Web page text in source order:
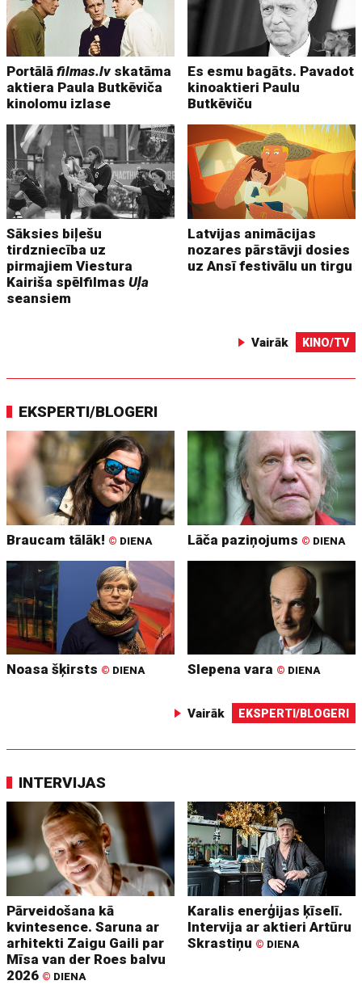
Portālāfilmas.lv skatāma
aktiera Paula Butkēviča
kinolomu izlase
Es esmu bagāts. Pavadot
kinoaktieri Paulu
Butkēviču
Sāksies biļešu
tirdzniecība uz
pirmajiem Viestura
Kairiša spēlfilmasUļa
seansiem
Latvijas animācijas
nozares pārstāvji dosies
uz Ansī festivālu un tirgu
Vairāk KINO/TV
EKSPERTI/BLOGERI
Braucam tālāk! © DIENA Lāča paziņojums © DIENA
Noasa šķirsts © DIENA Slepena vara © DIENA
Vairāk EKSPERTI/BLOGERI
INTERVIJAS
Pārveidošana kā
kvintesence. Saruna ar
arhitekti Zaigu Gaili par
Mīsa van der Roes balvu
2026 © DIENA
Karalis enerģijas ķīselī.
Intervija ar aktieri Artūru
Skrastiņu © DIENA